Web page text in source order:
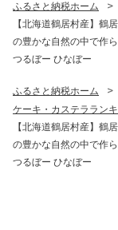
ふるさと納税ホーム
【北海道鶴居村産】鶴
の豊かな自然の中で作
つるぼー ひなぼー
ふるさと納税ホーム
ケーキ・カステララン
【北海道鶴居村産】鶴
の豊かな自然の中で作
つるぼー ひなぼー